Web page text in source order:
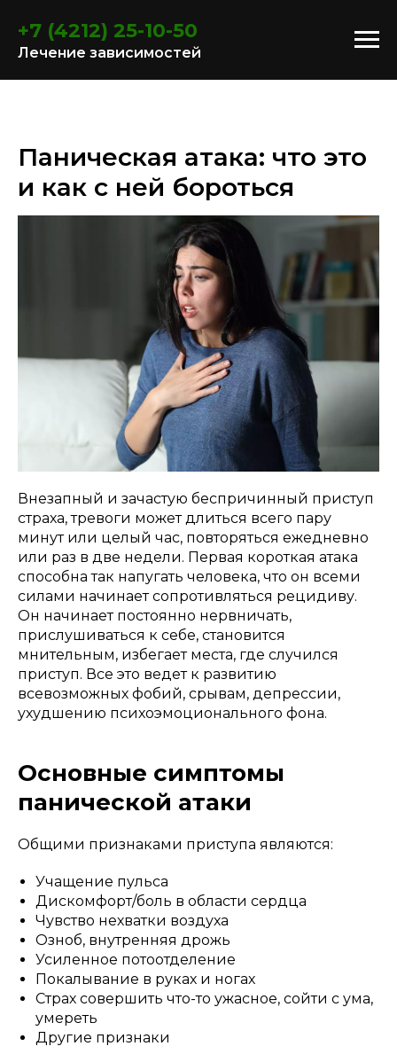
+7 (4212) 25-10-50
Лечение зависимостей
Паническая атака: что это
и как с ней бороться
Внезапный и зачастую беспричинный приступ
страха, тревоги может длиться всего пару
минут или целый час, повторяться ежедневно
или раз в две недели. Первая короткая атака
способна так напугать человека, что он всеми
силами начинает сопротивляться рецидиву.
Он начинает постоянно нервничать,
прислушиваться к себе, становится
мнительным, избегает места, где случился
приступ. Все это ведет к развитию
всевозможных фобий, срывам, депрессии,
ухудшению психоэмоционального фона.
Основные симптомы
панической атаки
Общими признаками приступа являются:
Учащение пульса
Дискомфорт/боль в области сердца
Чувство нехватки воздуха
Озноб, внутренняя дрожь
Усиленное потоотделение
Покалывание в руках и ногах
Страх совершить что-то ужасное, сойти с ума,
умереть
Другие признаки